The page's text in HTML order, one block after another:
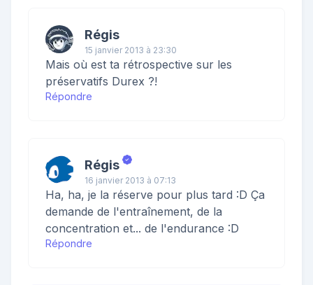
Régis
15 janvier 2013 à 23:30
Mais où est ta rétrospective sur les
préservatifs Durex ?!
Répondre
Régis
16 janvier 2013 à 07:13
Ha, ha, je la réserve pour plus tard :D Ça
demande de l'entraînement, de la
concentration et... de l'endurance :D
Répondre